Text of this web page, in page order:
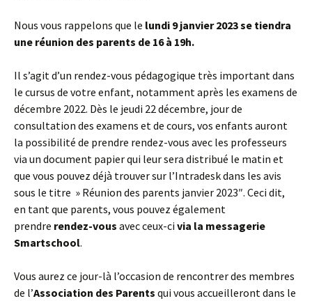
Nous vous rappelons que le lundi 9 janvier 2023 se tiendra
une réunion des parents de 16 à 19h.
Il s’agit d’un rendez-vous pédagogique très important dans
le cursus de votre enfant, notamment après les examens de
décembre 2022. Dès le jeudi 22 décembre, jour de
consultation des examens et de cours, vos enfants auront
la possibilité de prendre rendez-vous avec les professeurs
via un document papier qui leur sera distribué le matin et
que vous pouvez déjà trouver sur l’Intradesk dans les avis
sous le titre » Réunion des parents janvier 2023″. Ceci dit,
en tant que parents, vous pouvez également
prendre rendez-vous avec ceux-ci via la messagerie
Smartschool.
Vous aurez ce jour-là l’occasion de rencontrer des membres
de l’Association des Parents qui vous accueilleront dans le